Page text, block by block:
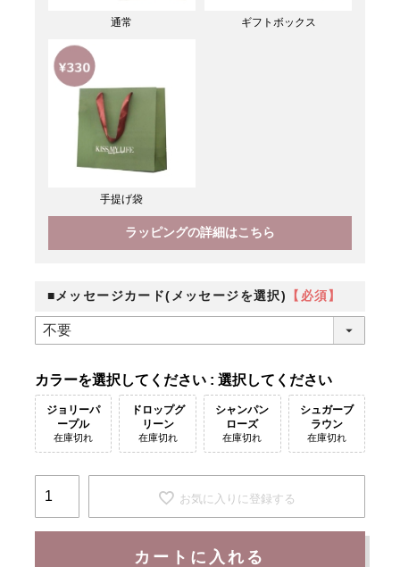
通常 ギフトボックス
手提げ袋
ラッピングの詳細はこちら
■メッセージカード(メッセージを選択) 【必須】
カラー 選択してください
ジョリーパ
ープル
在庫切れ
ドロップグ
リーン
在庫切れ
シャンパン
ローズ
在庫切れ
シュガーブ
ラウン
在庫切れ
お気に入りに登録する
カートに入れる